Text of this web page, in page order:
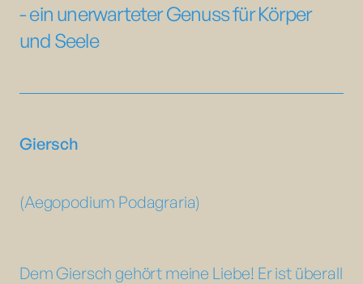
- ein unerwarteter Genuss für Körper
und Seele
Giersch
(Aegopodium Podagraria)
Dem Giersch gehört meine Liebe! Er ist überall